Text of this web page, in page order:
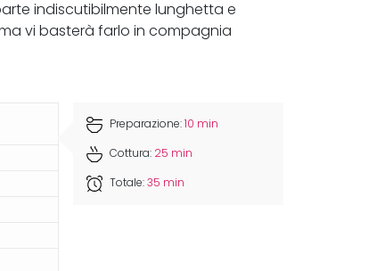
indiscutibilmente lunghetta e
vi basterà farlo in compagnia
Preparazione:10 min
Cottura: 25 min
Totale:35 min